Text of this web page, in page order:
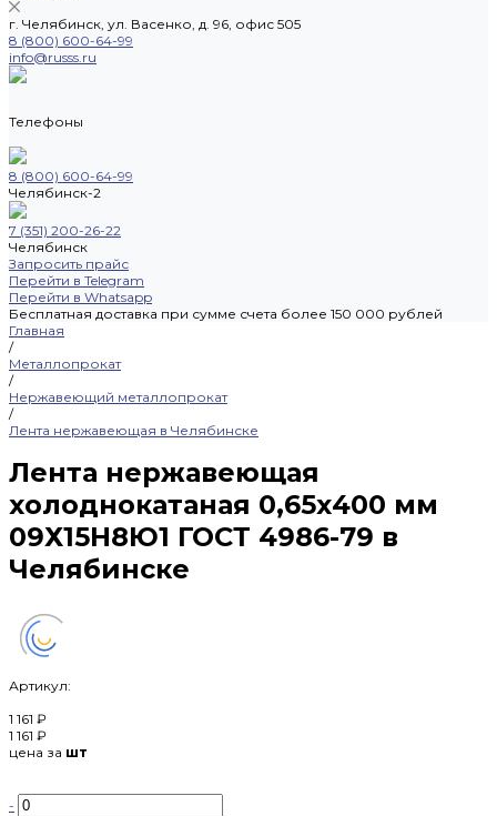
г. Челябинск, ул. Васенко, д. 96, офис 505
8 (800) 600-64-99
info@russs.ru
Телефоны
8 (800) 600-64-99
Челябинск-2
7 (351) 200-26-22
Челябинск
Запросить прайс
Перейти в Telegram
Перейти в Whatsapp
Бесплатная доставка при сумме счета более 150 000 рублей
Главная
/
Металлопрокат
/
Нержавеющий металлопрокат
/
Лента нержавеющая в Челябинске
Лента нержавеющая
холоднокатаная 0,65х400 мм
09Х15Н8Ю1 ГОСТ 4986-79 в
Челябинске
Артикул:
1 161 ₽
1 161 ₽
цена за шт
-